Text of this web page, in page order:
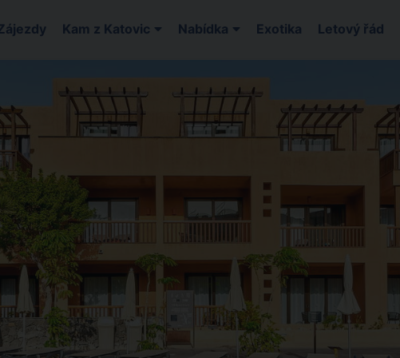
Kam z Katovic Nabídka Exotika Letový řád